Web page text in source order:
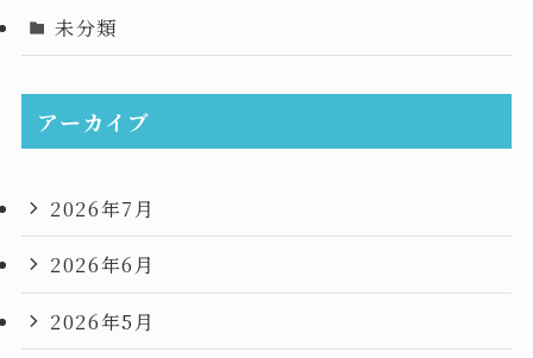
未分類
アーカイブ
2026年7月
2026年6月
2026年5月